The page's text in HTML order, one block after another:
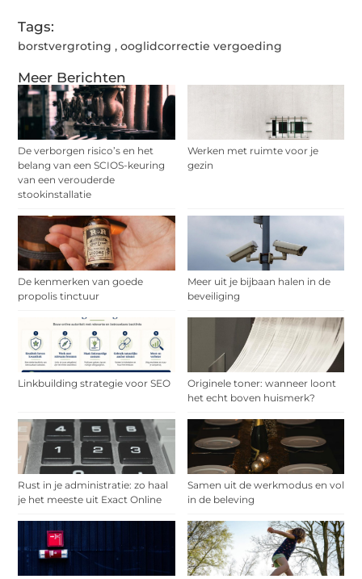
Meer Berichten
De verborgen risico’s en het
belang van een SCIOS-keuring
van een verouderde
stookinstallatie
Werken met ruimte voor je
gezin
De kenmerken van goede
propolis tinctuur
Meer uit je bijbaan halen in de
beveiliging
Linkbuilding strategie voor SEO
Originele toner: wanneer loont
het echt boven huismerk?
Rust in je administratie: zo haal
je het meeste uit Exact Online
Samen uit de werkmodus en vol
in de beleving
Tags:
borstvergroting ,ooglidcorrectie vergoeding